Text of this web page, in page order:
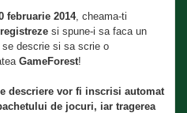
februarie 2014, cheama-ti
si spune-i sa faca un
descrie si sa scrie o
GameForest!
descriere vor fi inscrisi automat
de jocuri, iar tragerea